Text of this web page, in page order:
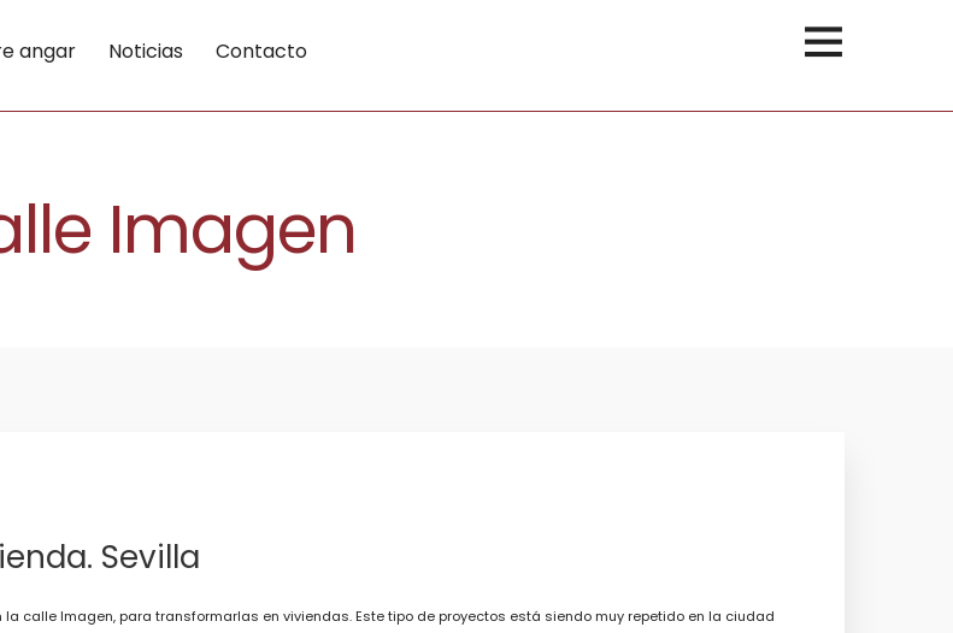
angar Noticias Contacto
Imagen
Sevilla
calle Imagen, para transformarlas en viviendas. Este tipo de proyectos está siendo muy repetido en la ciudad